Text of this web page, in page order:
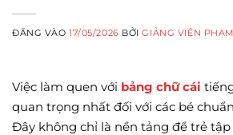
ĐĂNG VÀO17/05/2026 BỞIGIẢNG VIÊN
Việc làm quen với bảng chữ cái
quan trọng nhất đối với các bé
Đây không chỉ là nền tảng để trẻ